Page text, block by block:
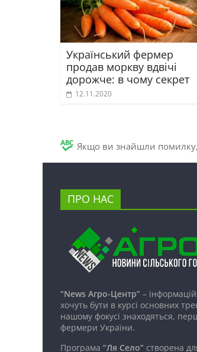
Український фермер
продав моркву вдвічі
дорожче: в чому секрет
12.11.2020
Якщо ви знайшли помилку,
ПРО НАС
“News Агро-Центр” –
хочуть бути в курсі основних
нашому фокусі знаходяться,
фермери України.
Програма “Ля Село” створена